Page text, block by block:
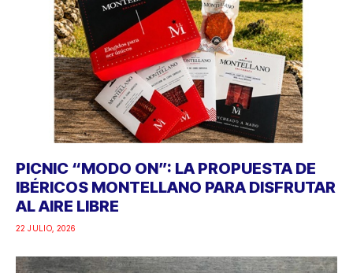
PICNIC “MODO ON”: LA PROPUESTA DE
IBÉRICOS MONTELLANO PARA DISFRUTAR
AL AIRE LIBRE
22 JULIO, 2026